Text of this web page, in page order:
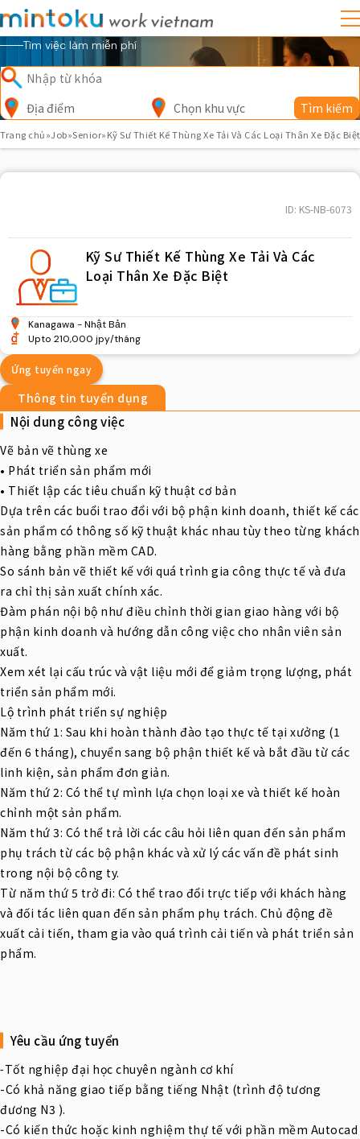
Tìm việc làm miễn phí
Địa điểm Chọn khu vực Tìm kiếm
Trang chủ»Job»Senior»Kỹ Sư Thiết Kế Thùng Xe Tải Và Các Loại Thân Xe Đặc Biệt
ID: KS-NB-6073
Kỹ Sư Thiết Kế Thùng Xe Tải Và Các
Loại Thân Xe Đặc Biệt
Kanagawa
Nhật Bản
Upto 210,000 jpy/tháng
Ứng tuyển ngay
Thông tin tuyển dụng
Nội dung công việc
Vẽ bản vẽ thùng xe
• Phát triển sản phẩm mới
• Thiết lập các tiêu chuẩn kỹ thuật cơ bản
Dựa trên các buổi trao đổi với bộ phận kinh doanh, thiết kế các
sản phẩm có thông số kỹ thuật khác nhau tùy theo từng khách
hàng bằng phần mềm CAD.
So sánh bản vẽ thiết kế với quá trình gia công thực tế và đưa
ra chỉ thị sản xuất chính xác.
Đàm phán nội bộ như điều chỉnh thời gian giao hàng với bộ
phận kinh doanh và hướng dẫn công việc cho nhân viên sản
xuất.
Xem xét lại cấu trúc và vật liệu mới để giảm trọng lượng, phát
triển sản phẩm mới.
Lộ trình phát triển sự nghiệp
Năm thứ 1: Sau khi hoàn thành đào tạo thực tế tại xưởng (1
đến 6 tháng), chuyển sang bộ phận thiết kế và bắt đầu từ các
linh kiện, sản phẩm đơn giản.
Năm thứ 2: Có thể tự mình lựa chọn loại xe và thiết kế hoàn
chỉnh một sản phẩm.
Năm thứ 3: Có thể trả lời các câu hỏi liên quan đến sản phẩm
phụ trách từ các bộ phận khác và xử lý các vấn đề phát sinh
trong nội bộ công ty.
Từ năm thứ 5 trở đi: Có thể trao đổi trực tiếp với khách hàng
và đối tác liên quan đến sản phẩm phụ trách. Chủ động đề
xuất cải tiến, tham gia vào quá trình cải tiến và phát triển sản
phẩm.
Yêu cầu ứng tuyển
⁃Tốt nghiệp đại học chuyên ngành cơ khí
-Có khả năng giao tiếp bằng tiếng Nhật (trình độ tương
đương N3 ).
-Có kiến thức hoặc kinh nghiệm thự tế với phần mềm Autocad